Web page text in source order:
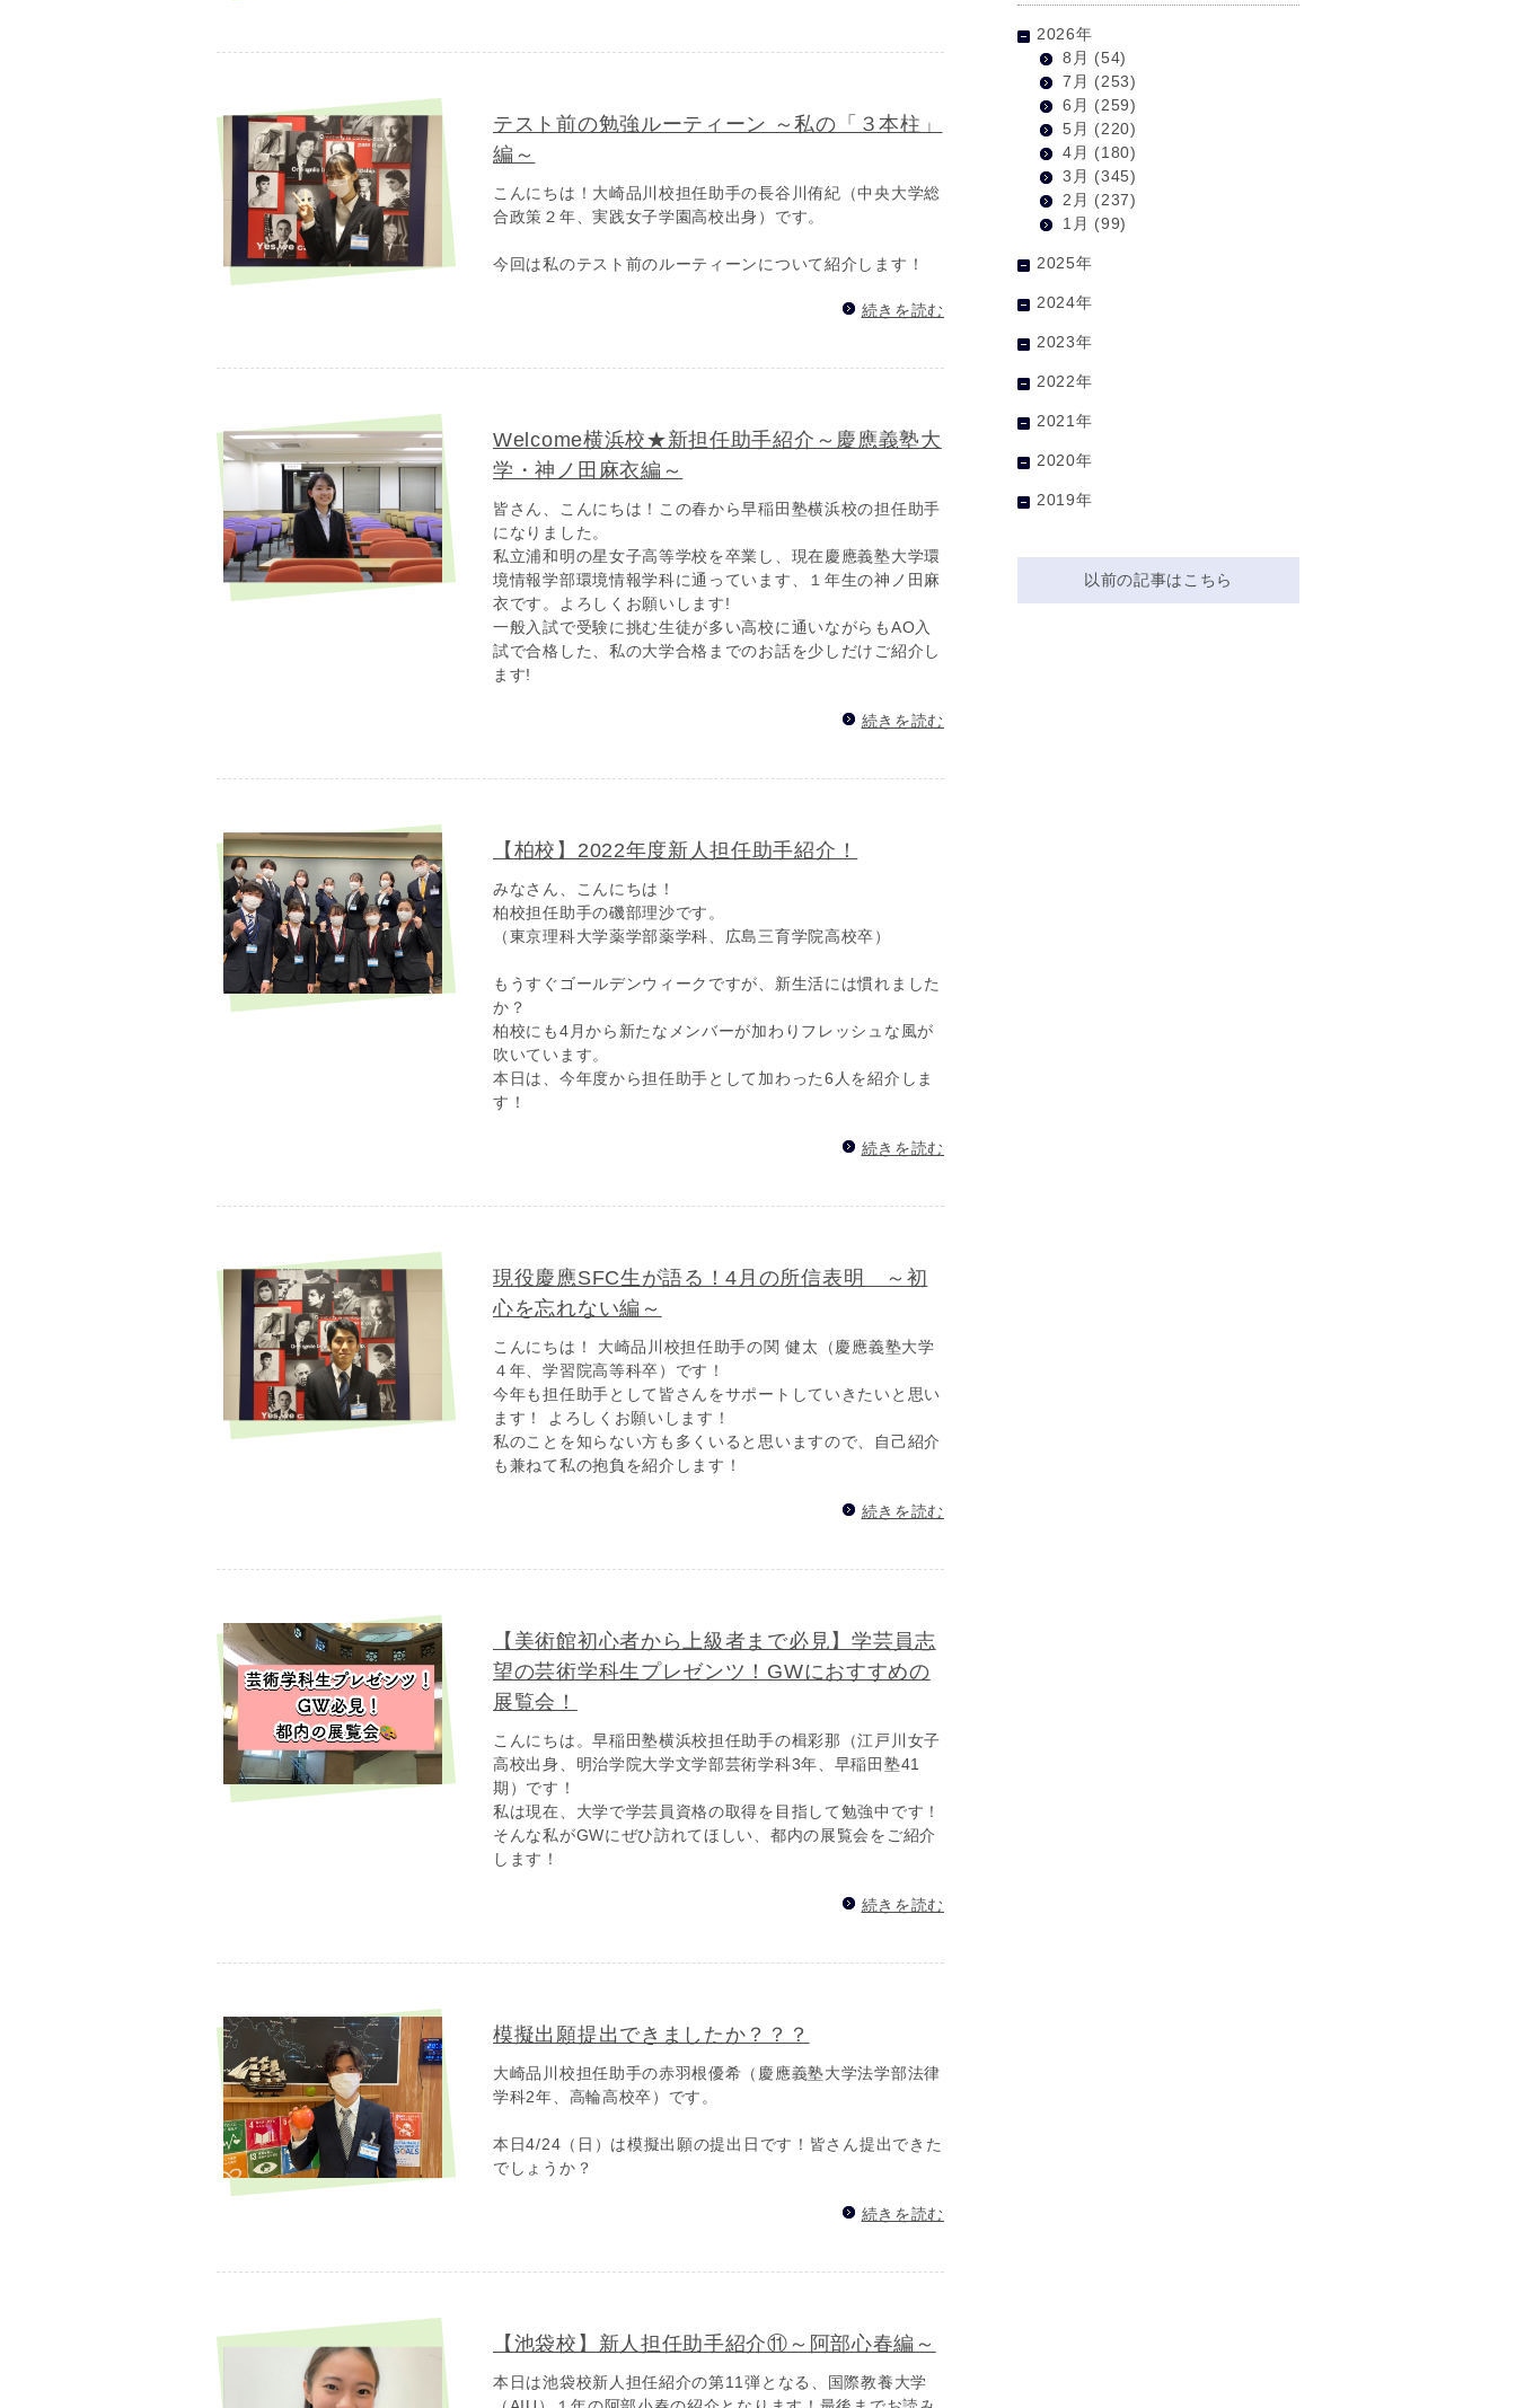
テスト前の勉強ルーティーン ～私の「３本柱」
編～
こんにちは！大崎品川校担任助手の長谷川侑紀（中央大学総
合政策２年、実践女子学園高校出身）です。
今回は私のテスト前のルーティーンについて紹介します！
続きを読む
Welcome横浜校★新担任助手紹介～慶應義塾大
学・神ノ田麻衣編～
皆さん、こんにちは！この春から早稲田塾横浜校の担任助手
になりました。
私立浦和明の星女子高等学校を卒業し、現在慶應義塾大学環
境情報学部環境情報学科に通っています、１年生の神ノ田麻
衣です。よろしくお願いします!
一般入試で受験に挑む生徒が多い高校に通いながらもAO入
試で合格した、私の大学合格までのお話を少しだけご紹介し
ます!
続きを読む
【柏校】2022年度新人担任助手紹介！
みなさん、こんにちは！
柏校担任助手の磯部理沙です。
（東京理科大学薬学部薬学科、広島三育学院高校卒）
もうすぐゴールデンウィークですが、新生活には慣れました
か？
柏校にも4月から新たなメンバーが加わりフレッシュな風が
吹いています。
本日は、今年度から担任助手として加わった6人を紹介しま
す！
続きを読む
現役慶應SFC生が語る！4月の所信表明 ～初
心を忘れない編～
こんにちは！ 大崎品川校担任助手の関 健太（慶應義塾大学
４年、学習院高等科卒）です！
今年も担任助手として皆さんをサポートしていきたいと思い
ます！ よろしくお願いします！
私のことを知らない方も多くいると思いますので、自己紹介
も兼ねて私の抱負を紹介します！
続きを読む
【美術館初心者から上級者まで必見】学芸員志
望の芸術学科生プレゼンツ！GWにおすすめの
展覧会！
こんにちは。早稲田塾横浜校担任助手の楫彩那（江戸川女子
高校出身、明治学院大学文学部芸術学科3年、早稲田塾41
期）です！
私は現在、大学で学芸員資格の取得を目指して勉強中です！
そんな私がGWにぜひ訪れてほしい、都内の展覧会をご紹介
します！
続きを読む
模擬出願提出できましたか？？？
大崎品川校担任助手の赤羽根優希（慶應義塾大学法学部法律
学科2年、高輪高校卒）です。
本日4/24（日）は模擬出願の提出日です！皆さん提出できた
でしょうか？
続きを読む
【池袋校】新人担任助手紹介⑪～阿部心春編～
本日は池袋校新人担任紹介の第11弾となる、国際教養大学
2026年
8月 (54)
7月 (253)
6月 (259)
5月 (220)
4月 (180)
3月 (345)
2月 (237)
1月 (99)
2025年
2024年
2023年
2022年
2021年
2020年
2019年
以前の記事はこちら